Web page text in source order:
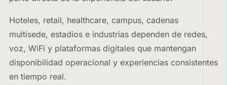
Hoteles, retail, healthcare, campus, cadenas
multisede, estadios e industrias dependen de redes,
voz, WiFi y plataformas digitales que mantengan
disponibilidad operacional y experiencias consistentes
en tiempo real.